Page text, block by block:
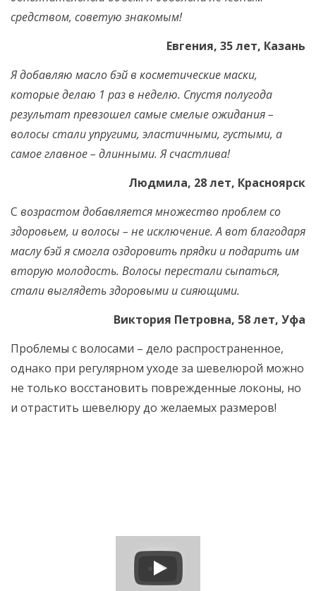
средством, советую знакомым!
Евгения, 35 лет, Казань
Я добавляю масло бэй в косметические маски,
которые делаю 1 раз в неделю. Спустя полугода
результат превзошел самые смелые ожидания –
волосы стали упругими, эластичными, густыми, а
самое главное – длинными. Я счастлива!
Людмила, 28 лет, Красноярск
С возрастом добавляется множество проблем со
здоровьем, и волосы – не исключение. А вот благодаря
маслу бэй я смогла оздоровить прядки и подарить им
вторую молодость. Волосы перестали сыпаться,
стали выглядеть здоровыми и сияющими.
Виктория Петровна, 58 лет, Уфа
Проблемы с волосами – дело распространенное,
однако при регулярном уходе за шевелюрой можно
не только восстановить поврежденные локоны, но
и отрастить шевелюру до желаемых размеров!